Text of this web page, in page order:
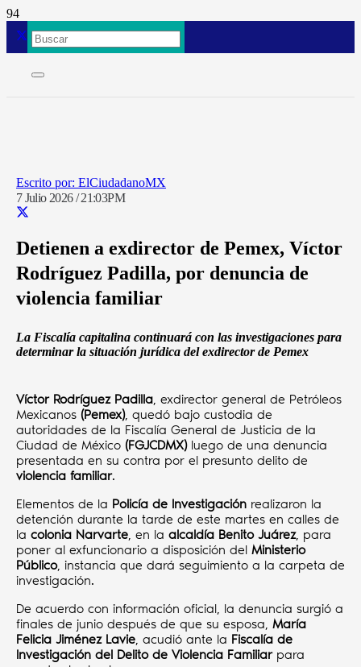
ElCiudadanoMX
7 Julio 2026 / 21:03PM
Detienen a exdirector de Pemex, Víctor
Rodríguez Padilla, por denuncia de
violencia familiar
La Fiscalía capitalina continuará con las investigaciones para
determinar la situación jurídica del exdirector de Pemex
Víctor Rodríguez Padilla, exdirector general de Petróleos
Mexicanos (Pemex), quedó bajo custodia de
autoridades de la Fiscalía General de Justicia de la
Ciudad de México (FGJCDMX)luego de una denuncia
presentada en su contra por el presunto delito de
violencia familiar.
Elementos de la Policía de Investigación realizaron la
detención durante la tarde de este martes en calles de
la colonia Narvarte, en la alcaldía Benito Juárez, para
poner al exfuncionario a disposición del Ministerio
Público, instancia que dará seguimiento a la carpeta de
investigación.
De acuerdo con información oficial, la denuncia surgió a
finales de junio después de que su esposa, María
Felicia Jiménez Lavie, acudió ante la Fiscalía de
Investigación del Delito de Violencia Familiar para